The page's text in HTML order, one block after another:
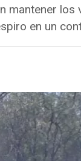
mantener
en un